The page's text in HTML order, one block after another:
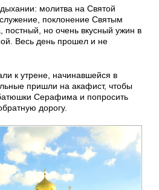
молитва на Святой
поклонение Святым
но очень вкусный ужин в
Весь день прошел и не
к утрене, начинавшейся в
пришли на акафист, чтобы
Серафима и попросить
дорогу.